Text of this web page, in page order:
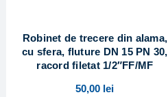
Robinet de trecere din alama,
cu sfera, fluture DN 15 PN 30,
racord filetat 1/2″FF/MF
50,00 lei